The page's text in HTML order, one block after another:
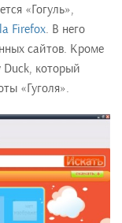
«Гогуль»,
Firefox. В него
сайтов. Кроме
Duck, который
«Гуголя».